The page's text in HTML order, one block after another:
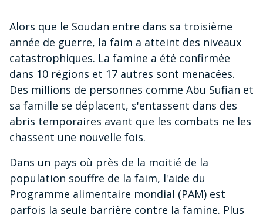
Alors que le Soudan entre dans sa troisième
année de guerre, la faim a atteint des niveaux
catastrophiques. La famine a été confirmée
dans 10 régions et 17 autres sont menacées.
Des millions de personnes comme Abu Sufian et
sa famille se déplacent, s'entassent dans des
abris temporaires avant que les combats ne les
chassent une nouvelle fois.
Dans un pays où près de la moitié de la
population souffre de la faim, l'aide du
Programme alimentaire mondial (PAM) est
parfois la seule barrière contre la famine. Plus